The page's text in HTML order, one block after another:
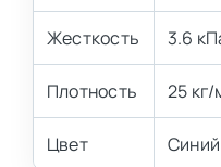
Жесткость 3.6
Плотность 25 кг/
Цвет Синий